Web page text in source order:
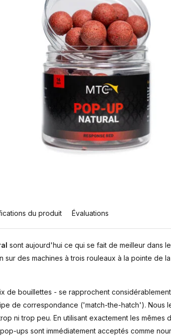
du produit Évaluations
sont aujourd'hui ce qui se fait de meilleur dans
sur des machines à trois rouleaux à la pointe de
de bouillettes - se rapprochent
de correspondance ('match-the-hatch'). Nous
ni trop peu. En utilisant exactement les mêmes
ups sont immédiatement acceptés comme